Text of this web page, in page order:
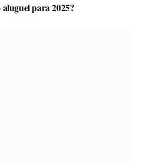
para 2025?